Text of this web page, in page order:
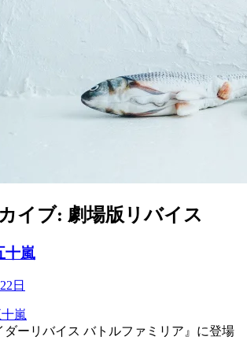
イブ: 劇場版リバイス
十嵐
日
ダーリバイス バトルファミリア』に登場